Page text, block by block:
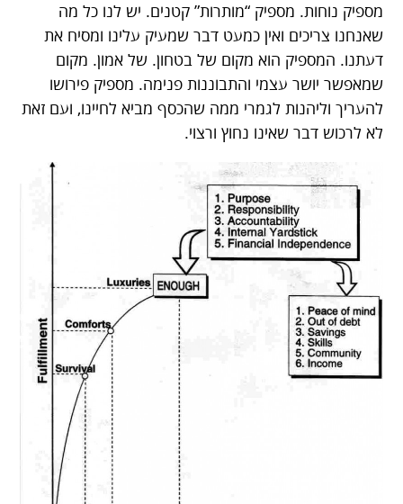
מספיק נוחות. מספיק “מותרות” קטנים. יש לנו כל מה
שאנחנו צריכים ואין כמעט דבר שמעיק עלינו ומסיח את
דעתנו. המספיק הוא מקום של בטחון. של אמון. מקום
שמאפשר יושר עצמי והתבוננות פנימה. מספיק פירושו
להעריך וליהנות לגמרי ממה שהכסף מביא לחיינו, ועם זאת
לא לרכוש דבר שאינו נחוץ ורצוי.